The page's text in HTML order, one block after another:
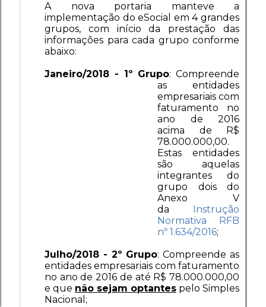
A nova portaria manteve a
implementação do eSocial em 4 grandes
grupos, com início da prestação das
informações para cada grupo conforme
abaixo:
Janeiro/2018 - 1º Grupo: Compreende
as entidades
empresariais com
faturamento no
ano de 2016
acima de R$
78.000.000,00.
Estas entidades
são aquelas
integrantes do
grupo dois do
Anexo V
da
Instrução
Normativa RFB
nº 1.634/2016;
Julho/2018 - 2º Grupo:Compreendeas
entidades empresariais com faturamento
no ano de 2016 de até R$ 78.000.000,00
e que não sejam optantes pelo Simples
Nacional ;